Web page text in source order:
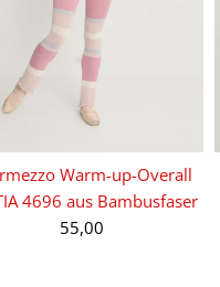
Warm-up-Overall
4696 aus Bambusfaser
55,00